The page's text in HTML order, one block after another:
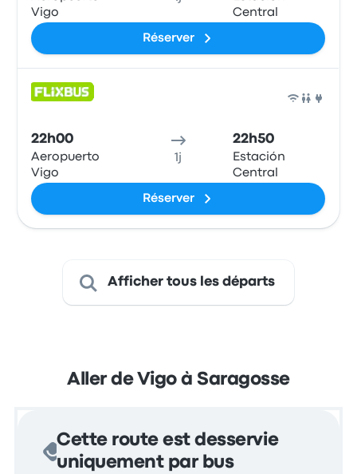
Vigo
Central
Réserver
22h00
Aeropuerto
Vigo
1j
22h50
Estación
Central
Réserver
Afficher tous les départs
Aller de Vigo à Saragosse
Cette route est desservie
uniquement par bus